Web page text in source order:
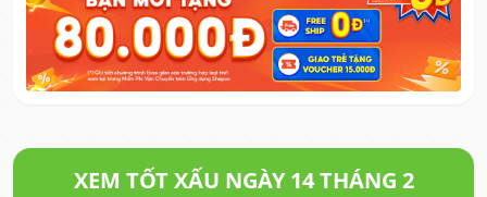
XEM TỐT XẤU NGÀY 14 THÁNG 2